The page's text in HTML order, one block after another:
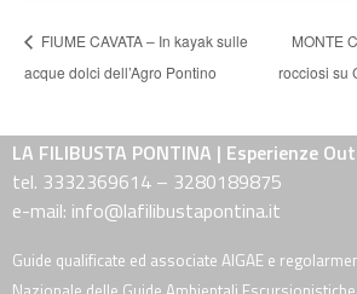
FIUME CAVATA – In kayak sulle
acque dolci dell’Agro Pontino
MONTE
rocciosi su
LA FILIBUSTA PONTINA | Esperienze
tel. 3332369614 – 3280189875
e-mail: info@lafilibustapontina.it
Guide qualificate ed associate AIGAE e